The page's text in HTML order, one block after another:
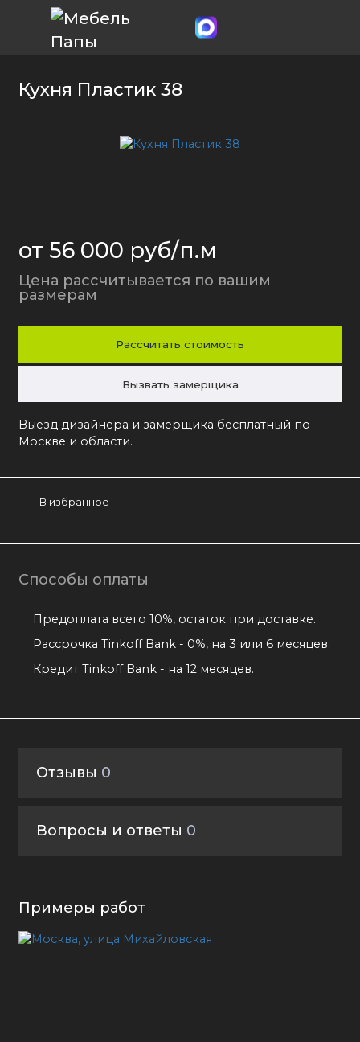
Кухня Пластик 38
от 56 000 руб/п.м
Цена рассчитывается по вашим
размерам
Рассчитать стоимость
Вызвать замерщика
Выезд дизайнера и замерщика бесплатный по
Москве и области.
В избранное
Способы оплаты
Предоплата всего 10%, остаток при доставке.
Рассрочка Tinkoff Bank - 0%, на 3 или 6 месяцев.
Кредит Tinkoff Bank - на 12 месяцев.
Отзывы 0
Вопросы и ответы 0
Примеры работ